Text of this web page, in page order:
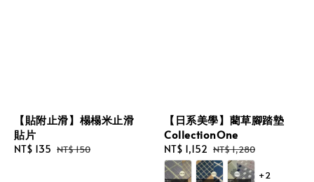
【貼附止滑】榻榻米止滑
貼片
Sale
NT$ 135 Regular
NT$ 150
【日系美學】藺草腳踏墊
CollectionOne
Sale
price
NT$ 1,152 Regular
price
NT$ 1,280
+2